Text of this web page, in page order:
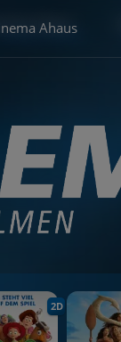
Ahaus
2D